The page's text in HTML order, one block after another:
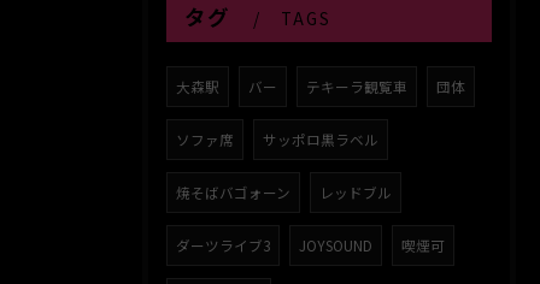
タグ TAGS
大森駅 バー テキーラ観覧車 団体
ソファ席 サッポロ黒ラベル
焼そばバゴォーン レッドブル
ダーツライブ3 JOYSOUND 喫煙可